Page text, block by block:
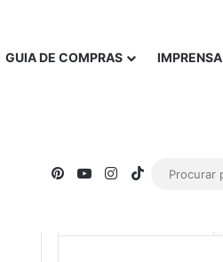
GUIA DE COMPRAS IMPRENSA
PinterestYouTubeInstagram
TikTok